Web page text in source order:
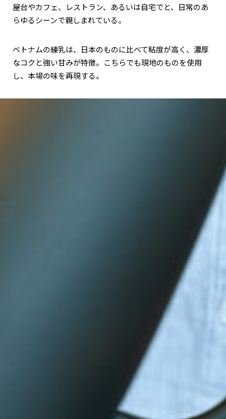
屋台やカフェ、レストラン、あるいは自宅でと、日常のあ
らゆるシーンで親しまれている。
ベトナムの練乳は、日本のものに比べて粘度が高く、濃厚
なコクと強い甘みが特徴。こちらでも現地のものを使用
し、本場の味を再現する。